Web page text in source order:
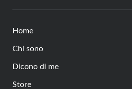
Home
Chi sono
Dicono di me
Store